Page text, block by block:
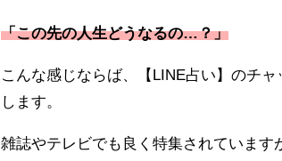
「この先の人生どうなるの…？」
こんな感じならば、【LINE占い】のチ
します。
雑誌やテレビでも良く特集されていま